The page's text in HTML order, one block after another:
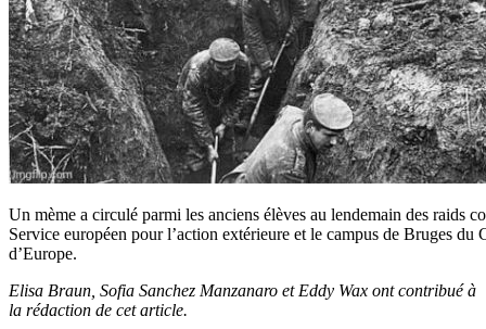
Un mème a circulé parmi les anciens élèves au lendemain des raids
Service européen pour l’action extérieure et le campus de Bruges du
d’Europe.
Elisa Braun, Sofia Sanchez Manzanaro et Eddy Wax ont contribué à
la rédaction de cet article.